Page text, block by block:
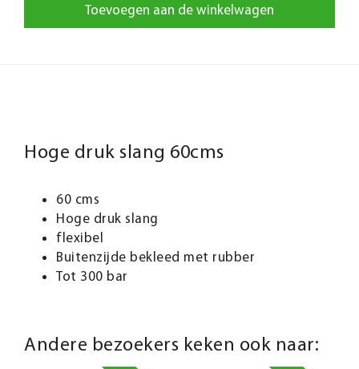
Toevoegen aan de winkelwagen
Hoge druk slang 60cms
60 cms
Hoge druk slang
flexibel
Buitenzijde bekleed met rubber
Tot 300 bar
Andere bezoekers keken ook naar: